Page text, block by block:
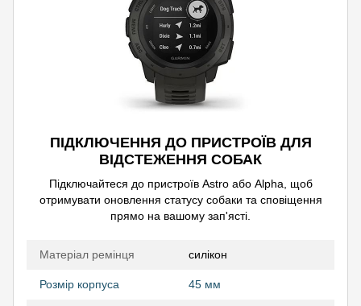
ПІДКЛЮЧЕННЯ ДО ПРИСТРОЇВ ДЛЯ
ВІДСТЕЖЕННЯ СОБАК
Підключайтеся до пристроїв Astro або Alpha, щоб
отримувати оновлення статусу собаки та сповіщення
прямо на вашому зап'ясті.
Матеріал ремінця силікон
Розмір корпуса 45 мм